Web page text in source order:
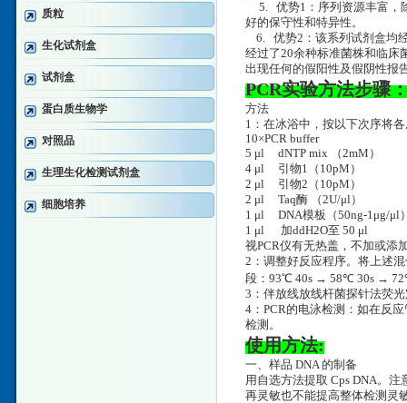
质粒
生化试剂盒
试剂盒
蛋白质生物学
对照品
生理生化检测试剂盒
细胞培养
5. 优势1：序列资源丰富，
好的保守性和特异性。
6. 优势2：该系列试剂盒均
经过了20余种标准菌株和临床
出现任何的假阳性及假阴性报
PCR实验方法步骤
方法
1：在冰浴中，按以下次序将
10×PCR buffer
5 μl dNTP mix （2mM
4 μl 引物1（10pM）
2 μl 引物2（10pM）
2 μl Taq酶 （2U/μl）
1 μl DNA模板（50ng-1μg/μl
1 μl 加ddH2O至 50 μl
视PCR仪有无热盖，不加或添
2：调整好反应程序。将上述
段：93℃ 40s → 58℃ 30s →
3：伴放线放线杆菌探针法荧
4：PCR的电泳检测：如在反
检测。
使用方法:
一、样品 DNA 的制备
用自选方法提取 Cps DNA。
再灵敏也不能提高整体检测灵